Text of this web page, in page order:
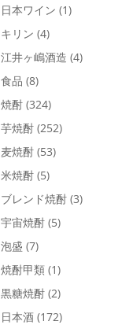
日本ワイン (1)
キリン (4)
江井ヶ嶋酒造 (4)
食品 (8)
焼酎 (324)
芋焼酎 (252)
麦焼酎 (53)
米焼酎 (5)
ブレンド焼酎 (3)
宇宙焼酎 (5)
泡盛 (7)
焼酎甲類 (1)
黒糖焼酎 (2)
日本酒 (172)